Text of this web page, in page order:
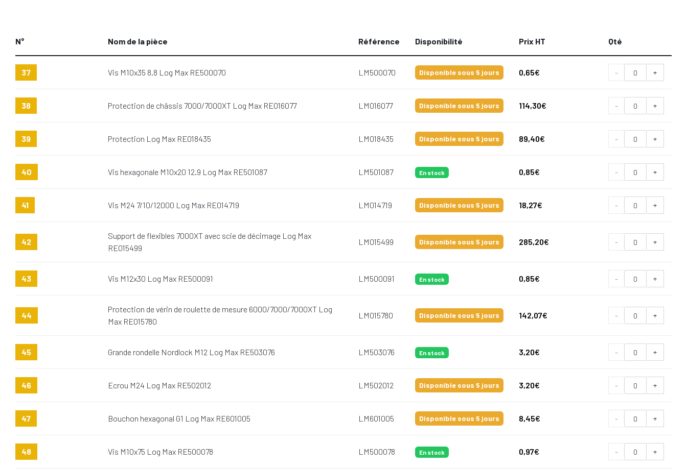
N° Nom de la pièce Référence Disponibilité Prix HT Qté
37 Vis M10x35 8.8 Log Max RE500070 LM500070 Disponible sous 5 jours 0,65€ - +
38 Protection de châssis 7000/7000XT Log Max RE016077 LM016077 Disponible sous 5 jours 114,30€ - +
39 Protection Log Max RE018435 LM018435 Disponible sous 5 jours 89,40€ - +
40 Vis hexagonale M10x20 12.9 Log Max RE501087 LM501087 En stock 0,85€ - +
41 Vis M24 7/10/12000 Log Max RE014719 LM014719 Disponible sous 5 jours 18,27€ - +
42
Support de flexibles 7000XT avec scie de décimage Log Max
RE015499
LM015499 Disponible sous 5 jours 285,20€ - +
43 Vis M12x30 Log Max RE500091 LM500091 En stock 0,85€ - +
44
Protection de vérin de roulette de mesure 6000/7000/7000XT Log
Max RE015780
LM015780 Disponible sous 5 jours 142,07€ - +
45 Grande rondelle Nordlock M12 Log Max RE503076 LM503076 En stock 3,20€ - +
46 Ecrou M24 Log Max RE502012 LM502012 Disponible sous 5 jours 3,20€ - +
47 Bouchon hexagonal G1 Log Max RE601005 LM601005 Disponible sous 5 jours 8,45€ - +
48 Vis M10x75 Log Max RE500078 LM500078 En stock 0,97€ - +